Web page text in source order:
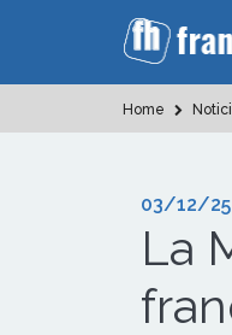
Home
03/12/25
La